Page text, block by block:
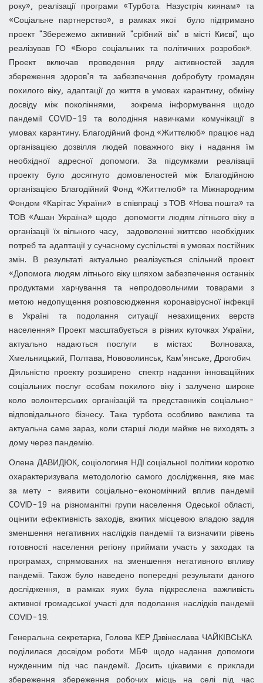
року», реалізації програми «Турбота. Назустріч киянам» та
«Соціальне партнерство», в рамках якої було підтримано
проект "Збережемо активний "срібний вік" в місті Києві", що
реалізував ГО «Бюро соціальних та політичних розробок».
Проект включав проведення ряду активностей задля
збереження здоров’я та забезпечення добробуту громадян
похилого віку, адаптації до життя в умовах карантину, обміну
досвіду між поколіннями, зокрема інформування щодо
пандемії COVID-19 та володіння навичками комунікації в
умовах карантину. Благодійний фонд «Життєлюб» працює над
організацією дозвілля людей поважного віку і надання їм
необхідної адресної допомоги. За підсумками реалізації
проекту було досягнуто домовленостей між Благодійною
організацією Благодійний Фонд «Життелюб» та Міжнародним
Фондом «Карітас України» в співпраці з ТОВ «Нова пошта» та
ТОВ «Ашан Україна» щодо допомогти людям літнього віку в
організації їх вільного часу, задоволенні життєво необхідних
потреб та адаптації у сучасному суспільстві в умовах постійних
змін. В результаті актуально реалізується спільний проект
«Допомога людям літнього віку шляхом забезпечення останніх
продуктами харчування та непродовольчими товарами з
метою недопущення розповсюдження коронавірусної інфекції
в Україні та подолання ситуації незахищених верств
населення» Проект масштабується в різних куточках України,
актуально надаються послуги в містах: Волноваха,
Хмельницький, Полтава, Нововолинськ, Кам’янське, Дрогобич.
Діяльністю проекту розширено спектр надання інноваційних
соціальних послуг особам похилого віку і залучено широке
коло волонтерських організацій та представників соціально-
відповідального бізнесу. Така турбота особливо важлива та
актуальна саме зараз, коли старші люди майже не виходять з
дому через пандемію.
Олена ДАВИДЮК, соціологиня НДІ соціальної політики коротко
охарактеризувала методологію самого дослідження, яке має
за мету - виявити соціально-економічний вплив пандемії
COVID-19 на різноманітні групи населення Одеської області,
оцінити ефективність заходів, вжитих місцевою владою задля
зменшення негативних наслідків пандемії та визначити рівень
готовності населення регіону приймати участь у заходах та
програмах, спрямованих на зменшення негативного впливу
пандемії. Також було наведено попередні результати даного
дослідження, в рамках яуих була підкреслена важливість
активної громадської участі для подолання наслідків пандемії
COVID-19.
Генеральна секретарка, Голова КЕР Дзвінеслава ЧАЙКІВСЬКА
поділилася досвідом роботи МБФ щодо надання допомоги
нужденним під час пандемії. Досить цікавими є приклади
збереження збереження робочих місць на селі під час